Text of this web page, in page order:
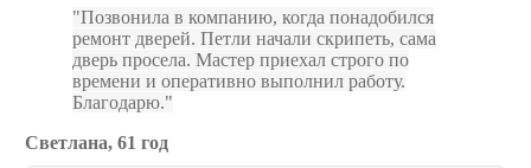
Позвонила в компанию, когда понадобился
ремонт дверей. Петли начали скрипеть, сама
дверь просела. Мастер приехал строго по
времени и оперативно выполнил работу.
Благодарю.
Светлана, 61 год